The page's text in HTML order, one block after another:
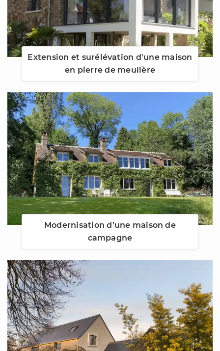
Extension et surélévation d'une maison
en pierre de meulière
Modernisation d’une maison de
campagne